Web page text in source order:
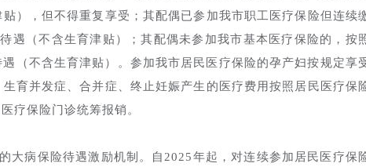
），但不得重复享受；其配偶已参加我市职工医疗保险但连续
遇（不含生育津贴）；其配偶未参加我市基本医疗保险的，按
（不含生育津贴）。参加我市居民医疗保险的孕产妇按规定享
育并发症、合并症、终止妊娠产生的医疗费用按照居民医疗保
疗保险门诊统筹报销。
大病保险待遇激励机制。自2025年起，对连续参加居民医疗保